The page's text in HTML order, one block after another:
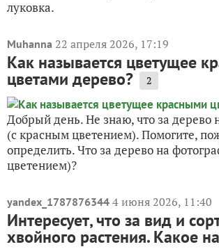
луковка.
Muhanna 22 апреля 2026, 17:19
Как называется цветущее
цветами дерево? 2
Добрый день. Не знаю, что за дерево
(с красным цветением). Помогите,
определить. Что за дерево на
цветением)?
yandex_1787876344 4 июня 2026, 11:40
Интересует, что за вид и
хвойного растения. Какое